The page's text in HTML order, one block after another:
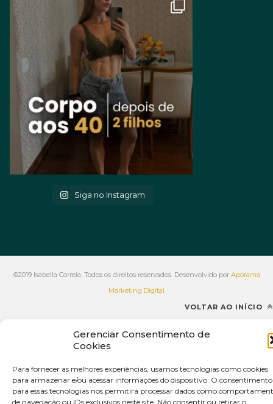
Gerenciar Consentimento de
Cookies
Para fornecer as melhores experiências, usamos tecnologias como cookies
para armazenar e/ou acessar informações do dispositivo. O consentimento
para essas tecnologias nos permitirá processar dados como
de navegação ou IDs exclusivos neste site. Não consentir ou retirar o
Siga no Instagram
©2019 Isabella Correia. Todos os direitos reservados. Desenvolvido por Aporama
Marketing Digital
VOLTAR AO INÍCIO